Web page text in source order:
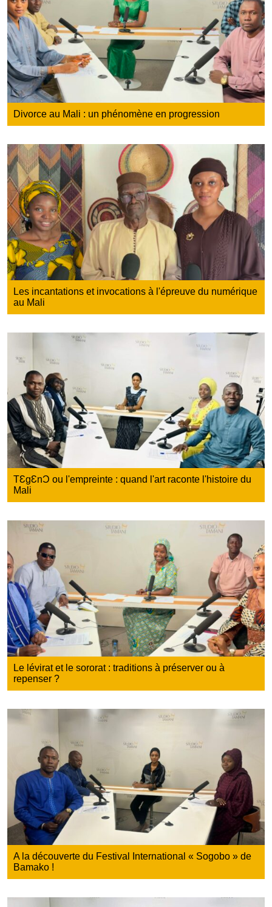
Divorce au Mali : un phénomène en progression
Les incantations et invocations à l'épreuve du numérique
au Mali
TƐgƐnƆ ou l'empreinte : quand l'art raconte l'histoire du
Mali
Le lévirat et le sororat : traditions à préserver ou à
repenser ?
A la découverte du Festival International « Sogobo » de
Bamako !